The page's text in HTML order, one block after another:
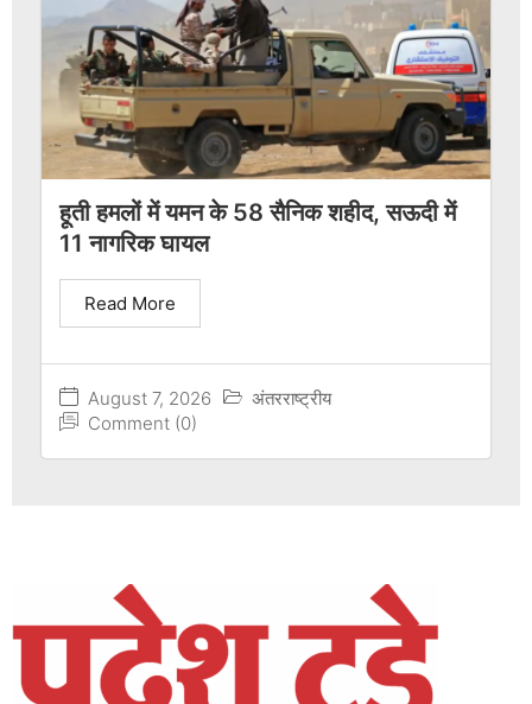
हूती हमलों में यमन के 58 सैनिक शहीद, सऊदी में
11 नागरिक घायल
August 7, 2026
अंतरराष्ट्रीय
Comment (0)
Read More